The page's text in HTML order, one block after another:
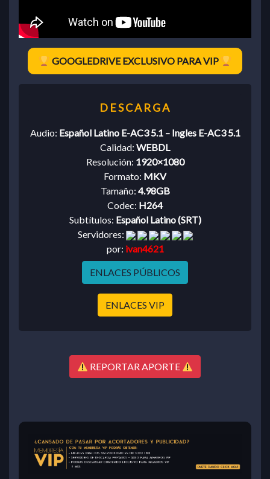
GOOGLEDRIVE EXCLUSIVO PARA VIP
Audio: Español Latino E-AC3 5.1 – Ingles E-AC3 5.1
Calidad: WEBDL
Resolución: 1920×1080
Formato: MKV
Tamaño: 4.98GB
Codec: H264
Subtítulos: Español Latino (SRT)
Servidores:
por: ivan4621
ENLACES PÚBLICOS
ENLACES VIP
REPORTAR APORTE